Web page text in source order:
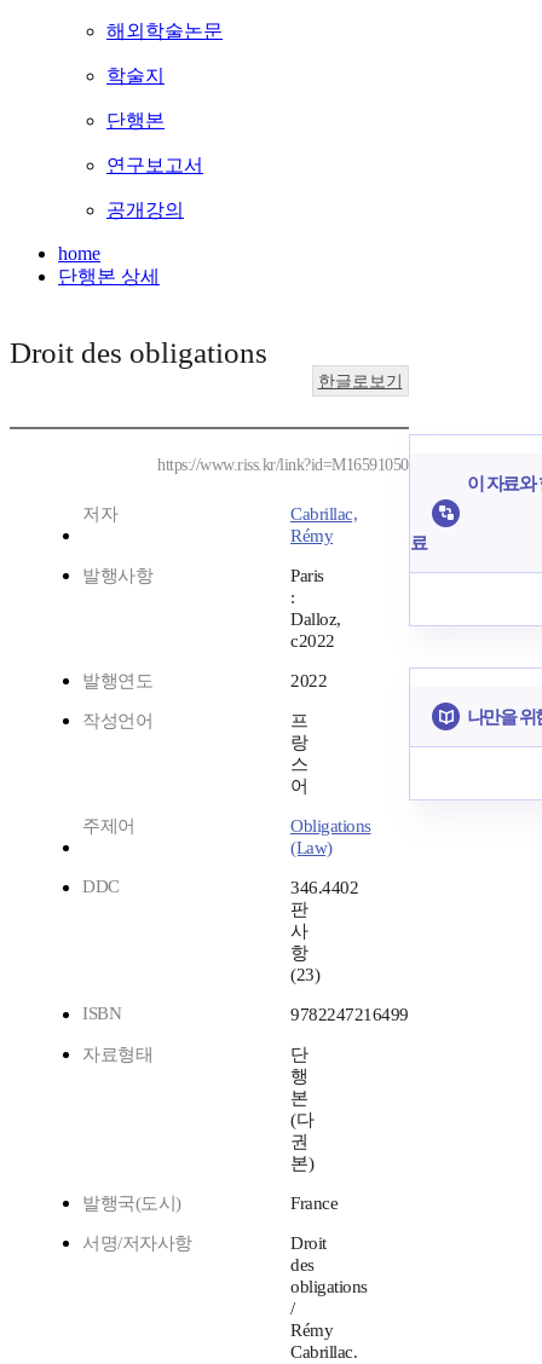
해외학술논문
학술지
단행본
연구보고서
공개강의
home
단행본 상세
Droit des obligations
한글로보기
https://www.riss.kr/link?id=M16591050
저자
Cabrillac,
Rémy
발행사항
Paris
:
Dalloz,
c2022
발행연도 2022
작성언어
프
랑
스
어
주제어
Obligations
(Law)
DDC
346.4402
판
사
항
(23)
ISBN
9782247216499
자료형태
단
행
본
(다
권
본)
발행국(도시) France
서명/저자사항
Droit
des
obligations
/
Rémy
Cabrillac.
이 자료와
료
나만을 위